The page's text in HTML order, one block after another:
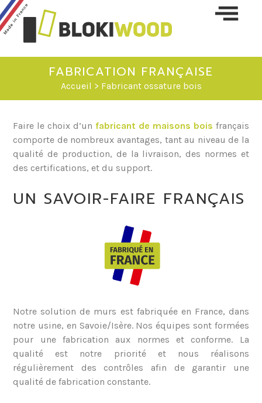
FABRICATION FRANÇAISE
Accueil > Fabricant ossature bois
Faire le choix d’un fabricant de maisons bois français
comporte de nombreux avantages, tant au niveau de la
qualité de production, de la livraison, des normes et
des certifications, et du support.
UN SAVOIR-FAIRE FRANÇAIS
Notre solution de murs est fabriquée en France, dans
notre usine, en Savoie/Isère. Nos équipes sont formées
pour une fabrication aux normes et conforme. La
qualité est notre priorité et nous réalisons
régulièrement des contrôles afin de garantir une
qualité de fabrication constante.